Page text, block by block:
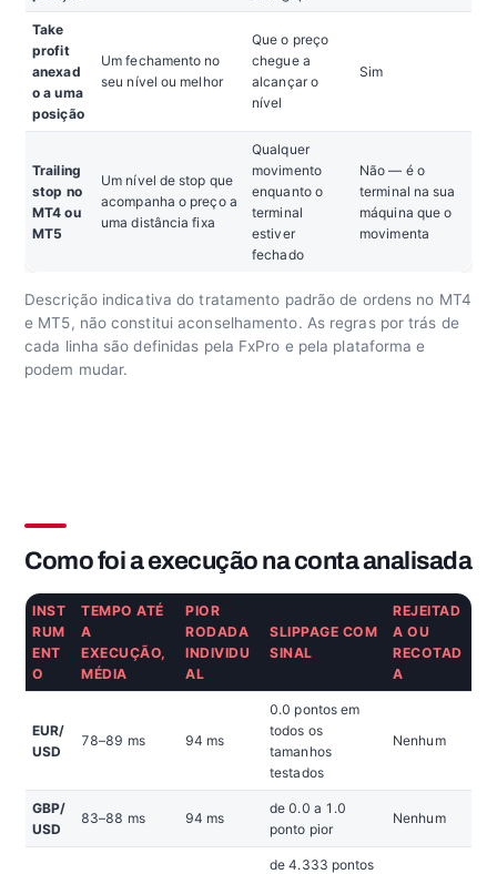
Take
profit
anexad
o a uma
posição
Um fechamento no
seu nível ou melhor
Que o preço
chegue a
alcançar o
nível
Sim
Trailing
stop no
MT4 ou
MT5
Um nível de stop que
acompanha o preço a
uma distância fixa
Qualquer
movimento
enquanto o
terminal
estiver
fechado
Não — é o
terminal na sua
máquina que o
movimenta
Descrição indicativa do tratamento padrão de ordens no MT4
e MT5, não constitui aconselhamento. As regras por trás de
cada linha são definidas pela FxPro e pela plataforma e
podem mudar.
Como foi a execução na conta analisada
INST
RUM
ENT
O
TEMPO ATÉ
A
EXECUÇÃO,
MÉDIA
PIOR
RODADA
INDIVIDU
AL
SLIPPAGE COM
SINAL
REJEITAD
A OU
RECOTAD
A
EUR/
USD
78–89 ms 94 ms
0.0 pontos em
todos os
tamanhos
testados
Nenhum
GBP/
USD
83–88 ms 94 ms
de 0.0 a 1.0
ponto pior
Nenhum
de 4.333 pontos